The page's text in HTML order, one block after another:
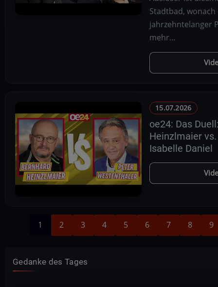
Stadtbad,
jahrzehntelanger
mehr…
15.07.2026
oe24: Das
Heinzlmaier
Isabelle Daniel
Seitennummerierung
Aktuelle
1 Seite
2 Seite
3 Seite
4 Seite
5 Seite
6 Seite
7 Seite
8 9
Gedanke des Tages